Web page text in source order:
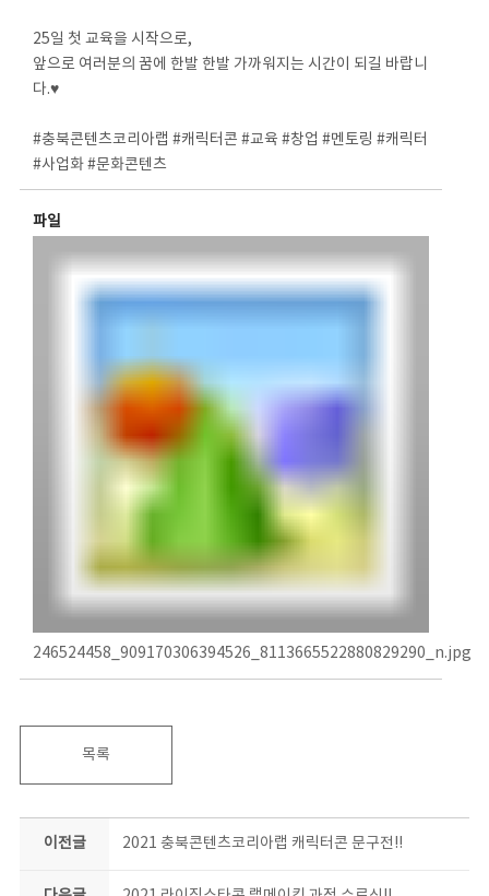
25일 첫 교육을 시작으로,
앞으로 여러분의 꿈에 한발 한발 가까워지는 시간이 되길 바랍니
다.♥
#충북콘텐츠코리아랩 #캐릭터콘 #교육 #창업 #멘토링 #캐릭터
#사업화 #문화콘텐츠
파일
246524458_909170306394526_8113665522880829290_n.jpg
목록
이전글 2021 충북콘텐츠코리아랩 캐릭터콘 문구전!!